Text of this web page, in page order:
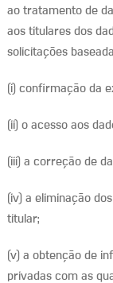
ao tratamento de
aos titulares dos
solicitações
(i) confirmação da
(ii) o acesso aos
(iii) a correção de
(iv) a eliminação
titular;
(v) a obtenção de
privadas com as